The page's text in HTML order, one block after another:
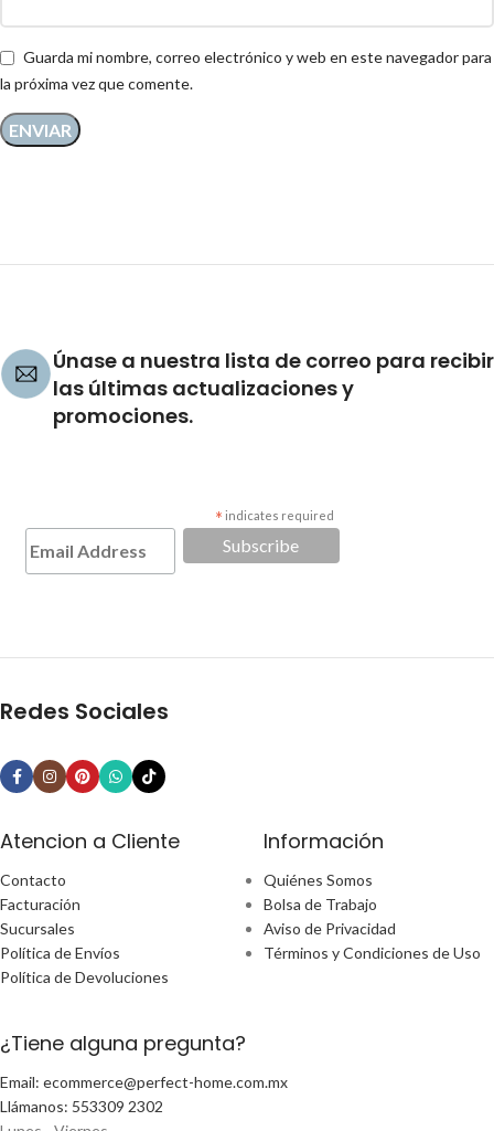
Guarda mi nombre, correo electrónico y web en este navegador para
la próxima vez que comente.
Únase a nuestra lista de correo para recibir
las últimas actualizaciones y
promociones.
* indicates required
Redes Sociales
Atencion a Cliente
Contacto
Facturación
Sucursales
Política de Envíos
Política de Devoluciones
Información
Quiénes Somos
Bolsa de Trabajo
Aviso de Privacidad
Términos y Condiciones de Uso
¿Tiene alguna pregunta?
Email: ecommerce@perfect-home.com.mx
Llámanos: 553309 2302